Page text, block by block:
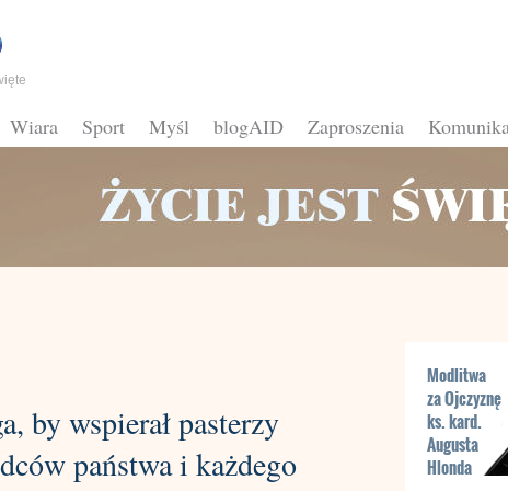
Wiara Sport Myśl blogAID Zaproszenia
by wspierał pasterzy
państwa i każdego
Modlitwa
za Ojczyznę
ks. kard.
Augusta
Hlonda